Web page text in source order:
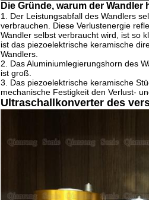
Die Gründe, warum der
1. Der Leistungsabfall des Wandlers
verbrauchen. Diese Verlustenergie
Wandler selbst verbraucht wird, ist so
ist das piezoelektrische keramische
Wandlers.
2. Das Aluminiumlegierungshorn des
ist groß.
3. Das piezoelektrische keramische
mechanische Festigkeit den Verlust-
Ultraschallkonverter des